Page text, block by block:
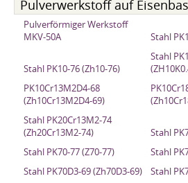
Pulverwerkstoff​ auf
Pulverförmiger Werkstoff
MKV-50A
Stahl
Stahl PK10-76 (Zh10-76)
Stahl
PK10Cr13M2D4-68
(Zh10Cr13M2D4-69)
Stahl PK20Cr13M2-74
(Zh20Cr13M2-74)
Stahl
Stahl PK70-77 (Z70-77)
Stahl
Stahl PK70D3-69 (Zh70D3-69)
Stahl